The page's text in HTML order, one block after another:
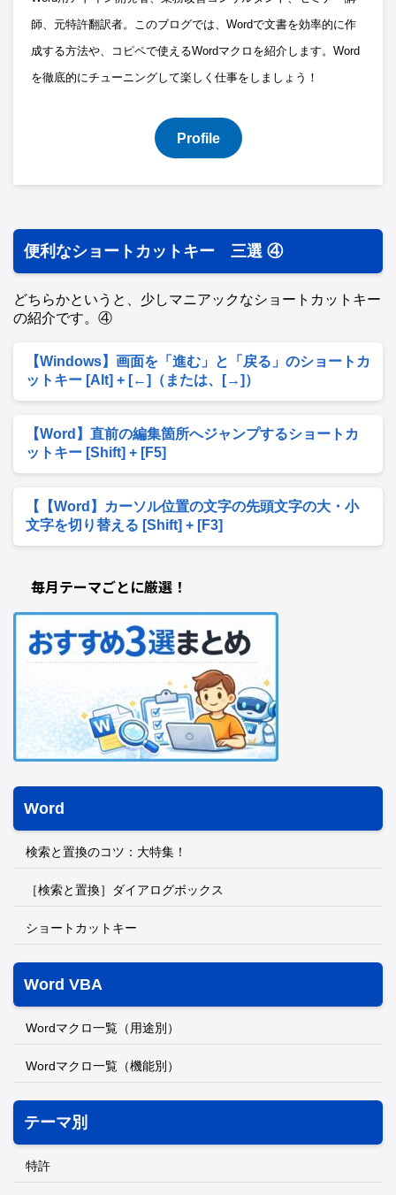
師、元特許翻訳者。このブログでは、Wordで文書を効率的に作
成する方法や、コピペで使えるWordマクロを紹介します。Word
を徹底的にチューニングして楽しく仕事をしましょう！
Profile
便利なショートカットキー 三選 ④
どちらかというと、少しマニアックなショートカットキー
の紹介です。④
【Windows】画面を「進む」と「戻る」のショートカ
ットキー [Alt] + [←]（または、[→]）
【Word】直前の編集箇所へジャンプするショートカ
ットキー [Shift] + [F5]
【【Word】カーソル位置の文字の先頭文字の大・小
文字を切り替える [Shift] + [F3]
毎月テーマごとに厳選！
Word
検索と置換のコツ：大特集！
［検索と置換］ダイアログボックス
ショートカットキー
Word VBA
Wordマクロ一覧（用途別）
Wordマクロ一覧（機能別）
テーマ別
特許